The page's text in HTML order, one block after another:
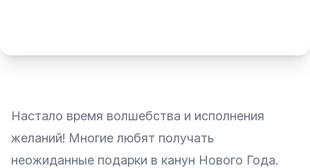
Настало время волшебства и исполнения
желаний! Многие любят получать
неожиданные подарки в канун Нового Года.